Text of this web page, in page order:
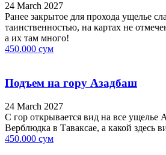
24 March 2027
Ранее закрытое для прохода ущелье
таинственностью, на картах не
а их там много!
450.000 сум
Подъем на гору Азадбаш
24 March 2027
С гор открывается вид на все ущелье
Верблюдка в Таваксае, а какой здесь
450.000 сум